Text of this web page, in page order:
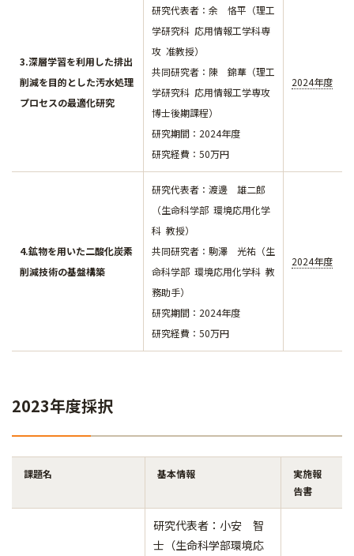
3.深層学習を利用した排出
削減を目的とした汚水処理
プロセスの最適化研究
研究代表者：余 恪平（理工
学研究科 応用情報工学科専
攻 准教授）
​​​​​​共同研究者：陳 錦華（理工
学研究科 応用情報工学専攻
博士後期課程）
研究期間：2024年度
研究経費：50万円
2024年度
4.鉱物を用いた二酸化炭素
削減技術の基盤構築
研究代表者：渡邊 雄二郎
（生命科学部 環境応用化学
科 教授）
​​​​​​共同研究者：駒澤 光祐（生
命科学部 環境応用化学科 教
務助手）
研究期間：2024年度
研究経費：50万円
2024年度
2023年度採択
課題名 基本情報
実施報
告書
研究代表者：小安 智
士（生命科学部環境応